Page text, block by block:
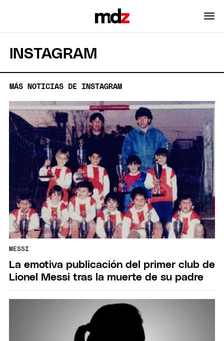
INSTAGRAM
MÁS NOTICIAS DE INSTAGRAM
MESSI
La emotiva publicación del primer club de
Lionel Messi tras la muerte de su padre